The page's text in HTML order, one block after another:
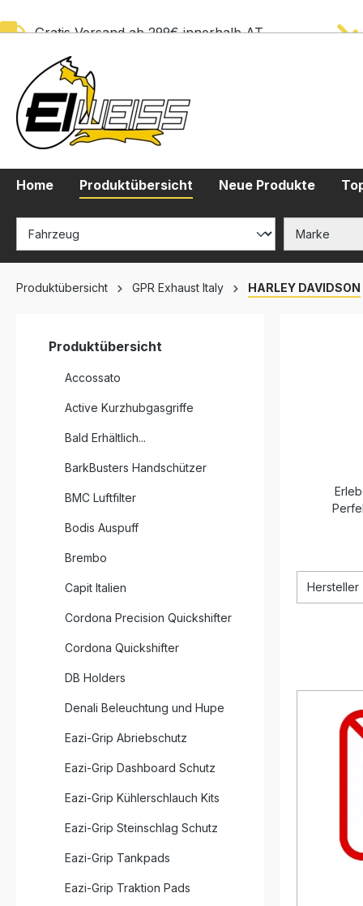
Gratis Versand ab 299€ innerhalb AT
Home Produktübersicht Neue Produkte
Produktübersicht GPR Exhaust Italy HARLEY DAVIDSON
Produktübersicht
Accossato
Active Kurzhubgasgriffe
Bald Erhältlich...
BarkBusters Handschützer
BMC Luftfilter
Bodis Auspuff
Brembo
Capit Italien
Cordona Precision Quickshifter
Cordona Quickshifter
DB Holders
Denali Beleuchtung und Hupe
Eazi-Grip Abriebschutz
Eazi-Grip Dashboard Schutz
Eazi-Grip Kühlerschlauch Kits
Eazi-Grip Steinschlag Schutz
Eazi-Grip Tankpads
Eazi-Grip Traktion Pads
Hersteller